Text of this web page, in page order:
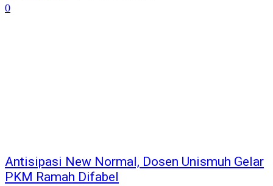
0
Antisipasi New Normal, Dosen Unismuh Gelar
PKM Ramah Difabel